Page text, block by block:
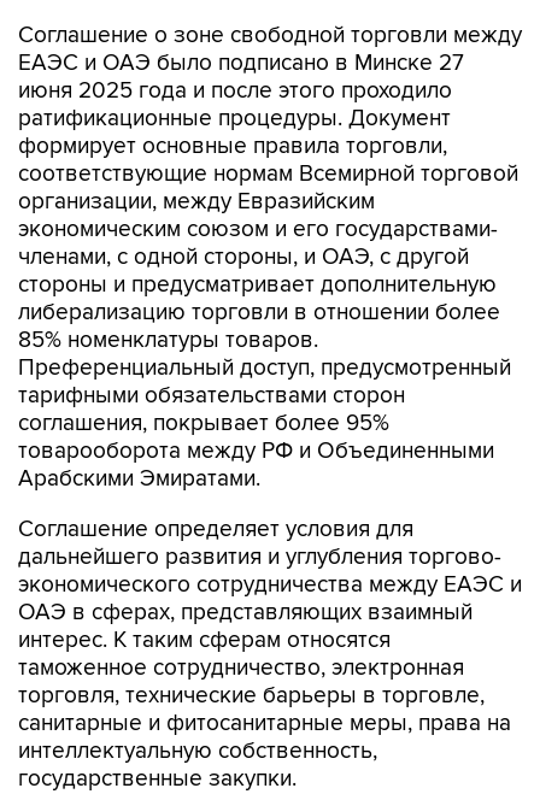
Соглашение о зоне свободной торговли между
ЕАЭС и ОАЭ было подписано в Минске 27
июня 2025 года и после этого проходило
ратификационные процедуры. Документ
формирует основные правила торговли,
соответствующие нормам Всемирной торговой
организации, между Евразийским
экономическим союзом и его государствами-
членами, с одной стороны, и ОАЭ, с другой
стороны и предусматривает дополнительную
либерализацию торговли в отношении более
85% номенклатуры товаров.
Преференциальный доступ, предусмотренный
тарифными обязательствами сторон
соглашения, покрывает более 95%
товарооборота между РФ и Объединенными
Арабскими Эмиратами.
Соглашение определяет условия для
дальнейшего развития и углубления торгово-
экономического сотрудничества между ЕАЭС и
ОАЭ в сферах, представляющих взаимный
интерес. К таким сферам относятся
таможенное сотрудничество, электронная
торговля, технические барьеры в торговле,
санитарные и фитосанитарные меры, права на
интеллектуальную собственность,
государственные закупки.